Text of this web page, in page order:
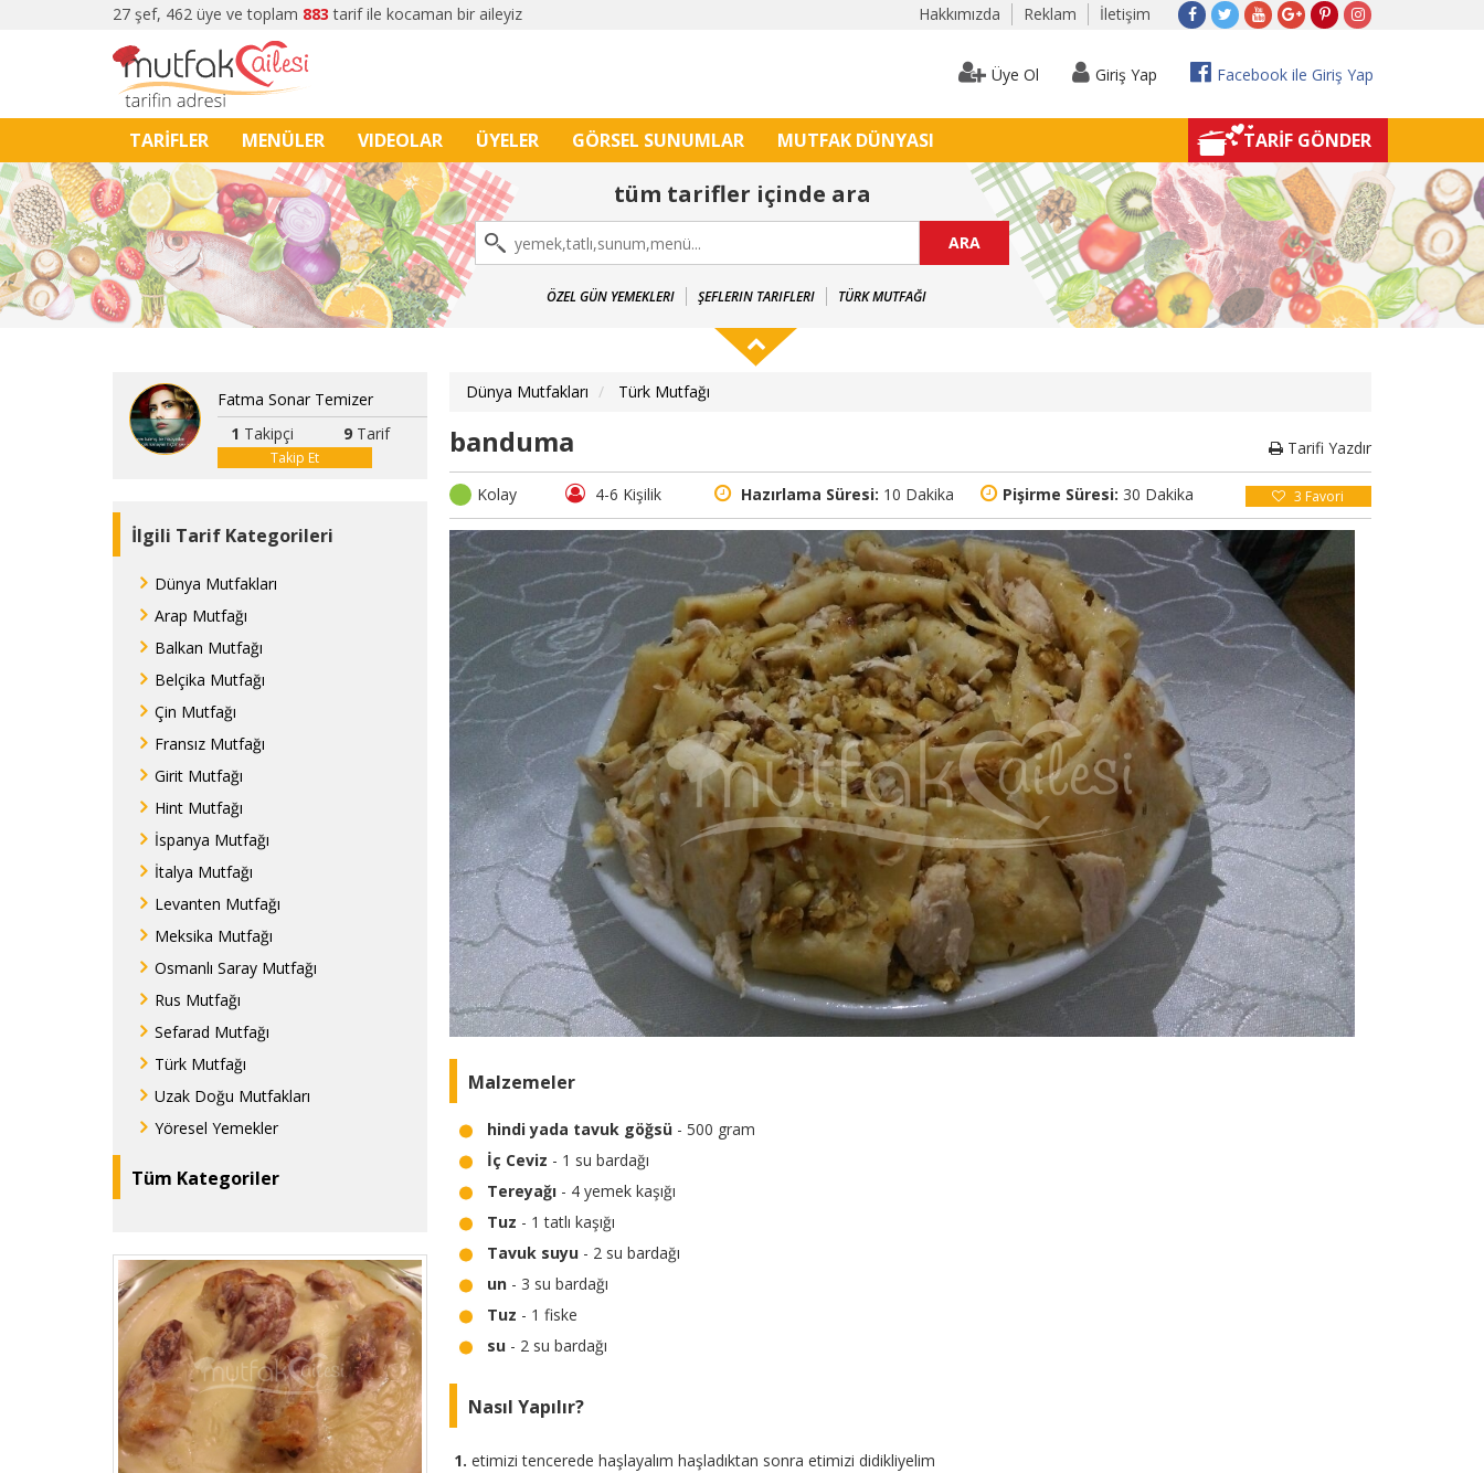
27 şef, 462 üye ve toplam 883 tarif ile kocaman bir aileyiz Hakkımızda Reklam İletişim
Üye Ol Giriş Yap Facebook ile Giriş Yap
TARİFLER MENÜLER VIDEOLAR ÜYELER GÖRSEL SUNUMLAR MUTFAK DÜNYASI TARİF GÖNDER
tüm tarifler içinde ara
ARA
ÖZEL GÜN YEMEKLERI ŞEFLERIN TARIFLERI TÜRK MUTFAĞI
Fatma Sonar Temizer
1 Takipçi 9 Tarif
Takip Et
İlgili Tarif Kategorileri
Dünya Mutfakları
Arap Mutfağı
Balkan Mutfağı
Belçika Mutfağı
Çin Mutfağı
Fransız Mutfağı
Girit Mutfağı
Hint Mutfağı
İspanya Mutfağı
İtalya Mutfağı
Levanten Mutfağı
Meksika Mutfağı
Osmanlı Saray Mutfağı
Rus Mutfağı
Sefarad Mutfağı
Türk Mutfağı
Uzak Doğu Mutfakları
Yöresel Yemekler
Tüm Kategoriler
Dünya Mutfakları Türk Mutfağı
banduma Tarifi Yazdır
Kolay 4-6 Kişilik Hazırlama Süresi: 10 Dakika Pişirme Süresi: 30 Dakika 3 Favori
Malzemeler
hindi yada tavuk göğsü - 500 gram
İç Ceviz - 1 su bardağı
Tereyağı - 4 yemek kaşığı
Tuz - 1 tatlı kaşığı
Tavuk suyu - 2 su bardağı
un - 3 su bardağı
Tuz - 1 fiske
su - 2 su bardağı
Nasıl Yapılır?
etimizi tencerede haşlayalım haşladıktan sonra etimizi didikliyelim